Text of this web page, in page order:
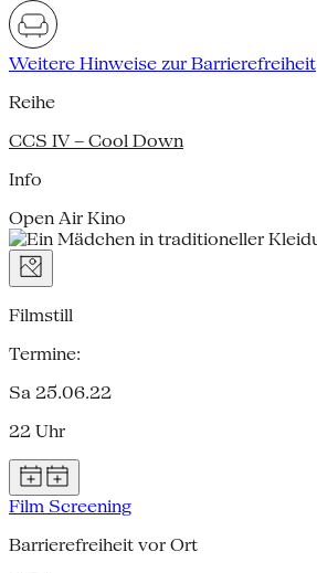
Weitere Hinweise zur Barrierefreiheit
Reihe
CCS IV – Cool Down
Info
Open Air Kino
Filmstill
Termine:
Sa 25.06.22
22 Uhr
Film Screening
Barrierefreiheit vor Ort